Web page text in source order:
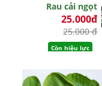
Rau cải ngọt
25.000đ
25.000 đ
Còn hiệu lực